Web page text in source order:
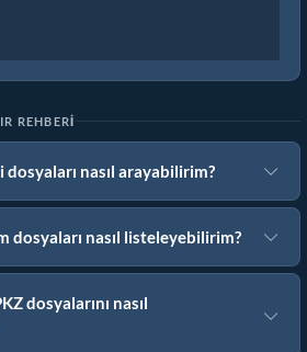
REHBERI
nasıl arayabilirim?
dosyaları nasıl listeleyebilirim?
dosyalarını nasıl